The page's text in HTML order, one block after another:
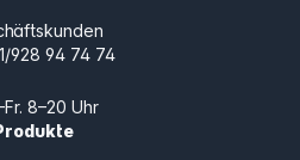
928 94 74 74
8–20 Uhr